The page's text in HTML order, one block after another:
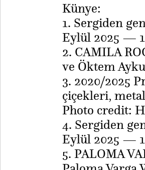
Künye:
1. Sergiden
Eylül 2025 —
2. CAMILA
ve Öktem
3. 2020/2025
çiçekleri,
Photo credit:
4. Sergiden
Eylül 2025 —
5. PALOMA